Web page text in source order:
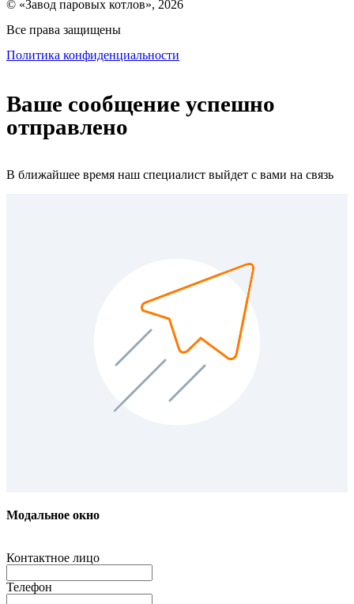
© «Завод паровых котлов», 2026
Все права защищены
Политика конфиденциальности
Ваше сообщение успешно
отправлено
В ближайшее время наш специалист выйдет с вами на связь
Модальное окно
Контактное лицо
Телефон